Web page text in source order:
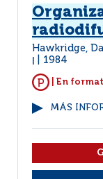
Hawkridge,
1984
| En
MÁS